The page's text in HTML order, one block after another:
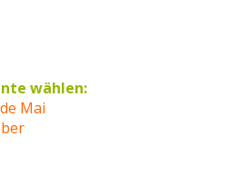
wählen:
Mai